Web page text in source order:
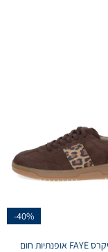
-40%
נעלי סניקרס FAYE אופנתיות חום